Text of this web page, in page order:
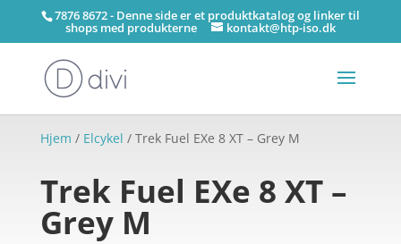
7876 8672 - Denne side er et produktkatalog og linker til
shops med produkterne kontakt@htp-iso.dk
Hjem / Elcykel / Trek Fuel EXe 8 XT – Grey M
Trek Fuel EXe 8 XT –
Grey M